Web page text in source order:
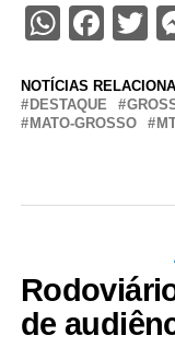
NOTÍCIAS
DESTAQUE
MATO-GROSSO
de